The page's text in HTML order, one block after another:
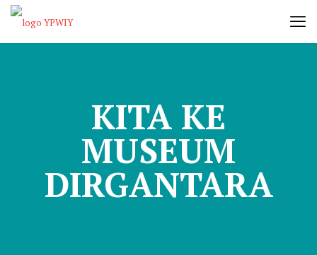
KITA KE
MUSEUM
DIRGANTARA